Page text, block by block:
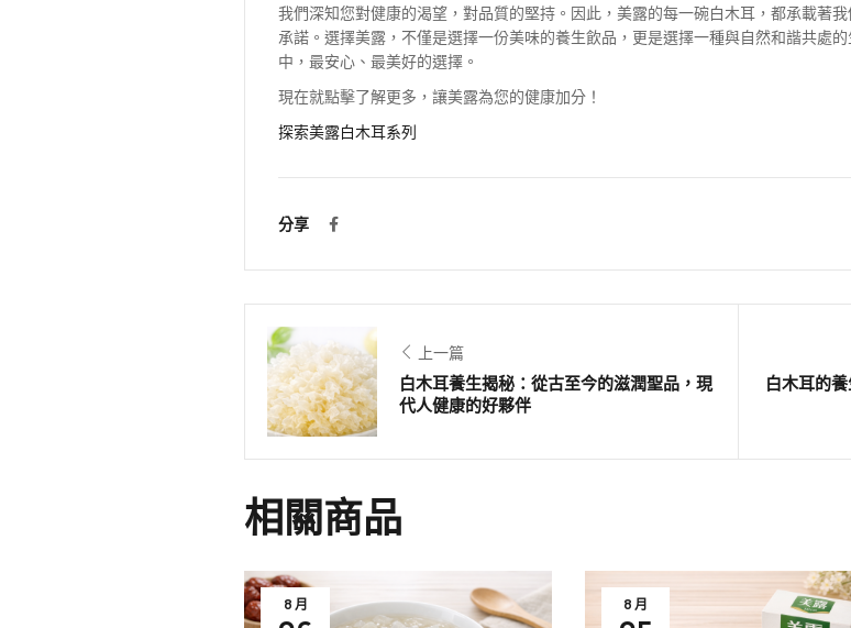
我們深知您對健康的渴望，對品質的堅持。因此，美露的每一碗白木耳，都承載著
承諾。選擇美露，不僅是選擇一份美味的養生飲品，更是選擇一種與自然和諧共處
中，最安心、最美好的選擇。
現在就點擊了解更多，讓美露為您的健康加分！
探索美露白木耳系列
分享
上一篇
白木耳養生揭秘：從古至今的滋潤聖品，現
代人健康的好夥伴
白木耳的
相關商品
8 月 8 月